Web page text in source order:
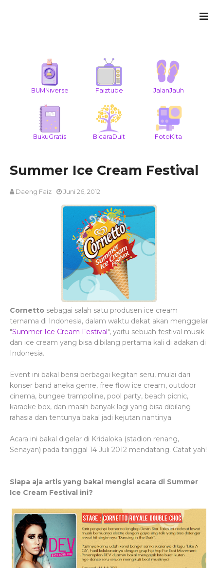
BUMNiverse Faiztube JalanJauh
BukuGratis BicaraDuit FotoKita
Summer Ice Cream Festival
Daeng Faiz Juni 26, 2012
Cornetto sebagai salah satu produsen ice cream
ternama di Indonesia, dalam waktu dekat akan menggelar
"Summer Ice Cream Festival", yaitu sebuah festival musik
dan ice cream yang bisa dibilang pertama kali di adakan di
Indonesia.
Event ini bakal berisi berbagai kegitan seru, mulai dari
konser band aneka genre, free flow ice cream, outdoor
cinema, bungee trampoline, pool party, beach picnic,
karaoke box, dan masih banyak lagi yang bisa dibilang
rahasia dan tentunya bakal jadi kejutan nantinya.
Acara ini bakal digelar di Kridaloka (stadion renang,
Senayan) pada tanggal 14 Juli 2012 mendatang. Catat yah!
Siapa aja artis yang bakal mengisi acara di Summer
Ice Cream Festival ini?